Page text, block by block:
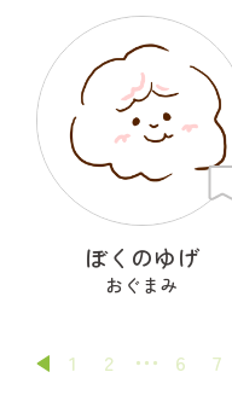
ぼくのゆげ
おぐまみ
1 2 6 7